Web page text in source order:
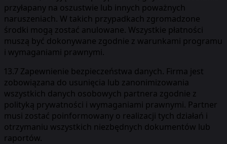
przyłapany na oszustwie lub innych poważnych
naruszeniach. W takich przypadkach zgromadzone
środki mogą zostać anulowane. Wszystkie płatności
muszą być dokonywane zgodnie z warunkami programu
i wymaganiami prawnymi.
13.7 Zapewnienie bezpieczeństwa danych. Firma jest
zobowiązana do usunięcia lub zanonimizowania
wszystkich danych osobowych partnera zgodnie z
polityką prywatności i wymaganiami prawnymi. Partner
musi zostać poinformowany o realizacji tych działań i
otrzymaniu wszystkich niezbędnych dokumentów lub
raportów.